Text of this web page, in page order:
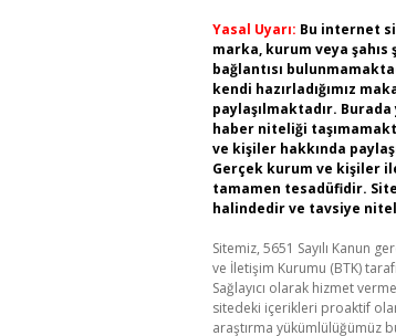
Yasal Uyarı: Bu internet
marka, kurum veya
bağlantısı
kendi hazırladığımız
paylaşılmaktadır.
haber niteliği
ve kişiler hakkında
Gerçek kurum ve kişiler
tamamen tesadüfidir.
halindedir ve tavsiye
Sitemiz, 5651 Sayılı Kanun
ve İletişim Kurumu (BTK)
Sağlayıcı olarak hizmet
sitedeki içerikleri proaktif
araştırma yükümlülüğümüz